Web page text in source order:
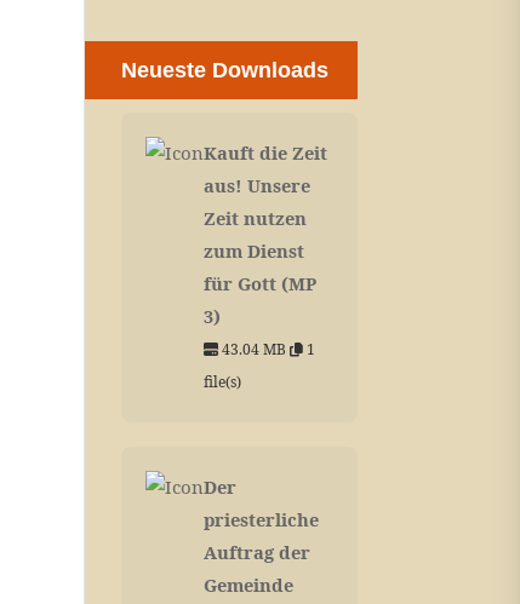
Neueste Downloads
Kauft die Zeit
aus! Unsere
Zeit nutzen
zum Dienst
für Gott (MP
3)
43.04 MB
1
file(s)
Der
priesterliche
Auftrag der
Gemeinde